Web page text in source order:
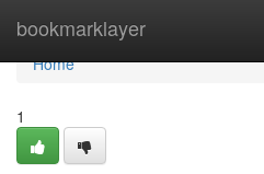
bookmarklayer
Home
Home
1